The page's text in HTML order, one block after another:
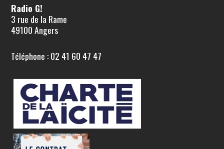
Radio G!
3 rue de la Rame
49100 Angers
Téléphone : 02 41 60 47 47